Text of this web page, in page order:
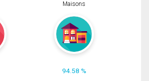
Maisons
94.58 %